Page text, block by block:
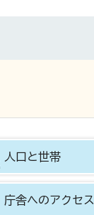
人口と世帯
庁舎へのアクセス